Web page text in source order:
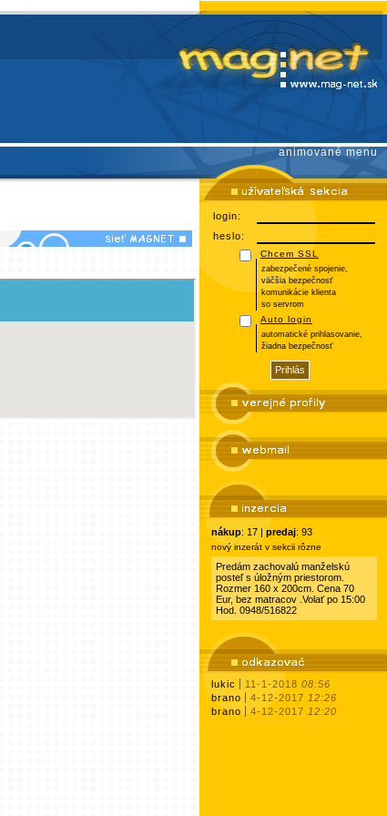
animované menu
login:
heslo:
Chcem SSL
zabezpečené spojenie,
väčšia bezpečnosť
komunikácie klienta
so servrom
Auto login
automatické prihlasovanie,
žiadna bezpečnosť
nákup: 17 | predaj: 93
nový inzerát v sekcii rôzne
Predám zachovalú manželskú
posteľ s úložným priestorom.
Rozmer 160 x 200cm. Cena 70
Eur, bez matracov .Volať po 15:00
Hod. 0948/516822
lukic 11-1-2018 08:56
brano
4-12-2017 12:26
brano
4-12-2017 12:20